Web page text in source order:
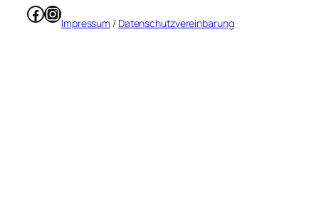
Facebook
Instagram
Impressum / Datenschutzvereinbarung